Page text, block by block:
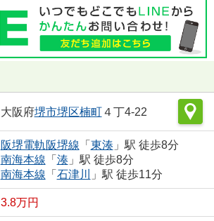
大阪府堺市堺区楠町４丁4-22
阪堺電軌阪堺線 「 東湊 」駅 徒歩8分
南海本線 「 湊 」駅 徒歩8分
南海本線 「 石津川 」駅 徒歩11分
3.8万円